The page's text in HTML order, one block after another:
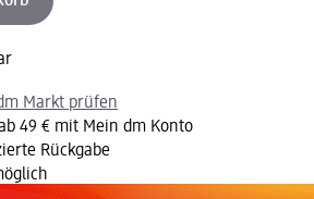
Markt prüfen
49 € mit Mein dm Konto
Rückgabe